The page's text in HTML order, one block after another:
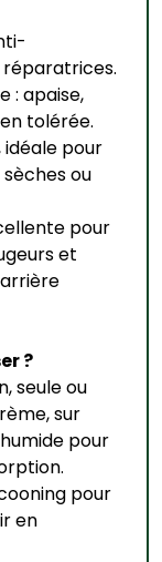
: apaise,
tolérée.
idéale pour
ou
pour
et
?
seule ou
sur
pour
pour
en